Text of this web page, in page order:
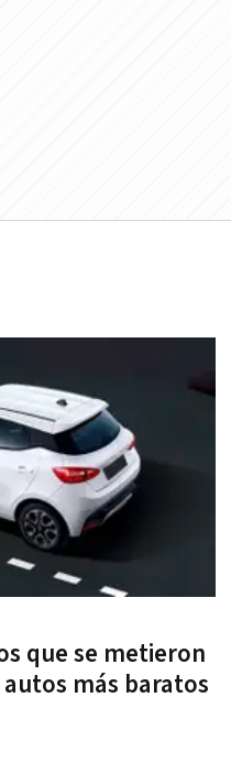
que se metieron
más baratos